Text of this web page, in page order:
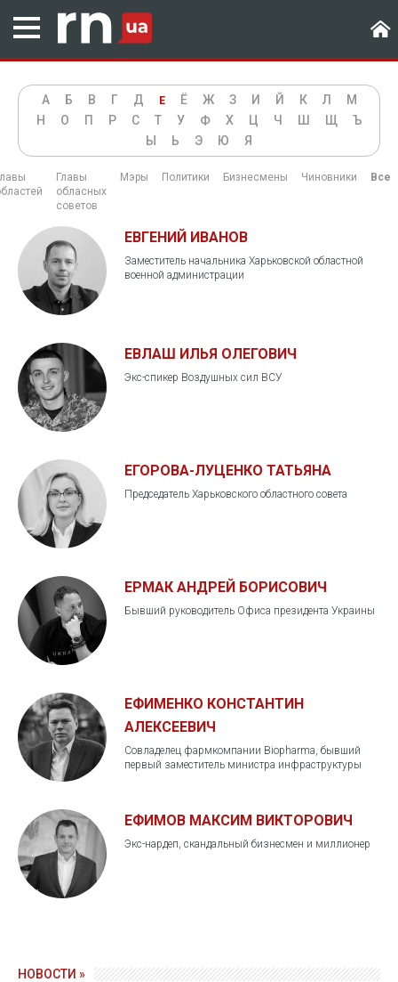
А Б В Г Д Е Ё Ж З И Й К Л
М
Н
О П Р С Т У Ф Х Ц Ч Ш Щ
Ъ
Ы
Ь Э Ю Я
Главы
обласных
советов
Мэры Политики Бизнесмены Чиновники Все
ЕВГЕНИЙ ИВАНОВ
Заместитель начальника Харьковской областной
военной администрации
ЕВЛАШ ИЛЬЯ ОЛЕГОВИЧ
Экс-спикер Воздушных сил ВСУ
ЕГОРОВА-ЛУЦЕНКО ТАТЬЯНА
Председатель Харьковского областного совета
ЕРМАК АНДРЕЙ БОРИСОВИЧ
Бывший руководитель Офиса президента Украины
ЕФИМЕНКО КОНСТАНТИН
АЛЕКСЕЕВИЧ
Совладелец фармкомпании Biopharma, бывший
первый заместитель министра инфраструктуры
ЕФИМОВ МАКСИМ ВИКТОРОВИЧ
Экс-нардеп, скандальный бизнесмен и миллионер
НОВОСТИ »